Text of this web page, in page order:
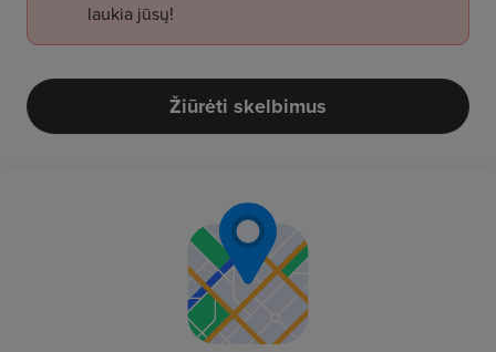
laukia jūsų!
Žiūrėti skelbimus